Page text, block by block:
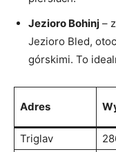
Jezioro Bohinj –
Jezioro Bled,
górskimi. To
Adres
Triglav